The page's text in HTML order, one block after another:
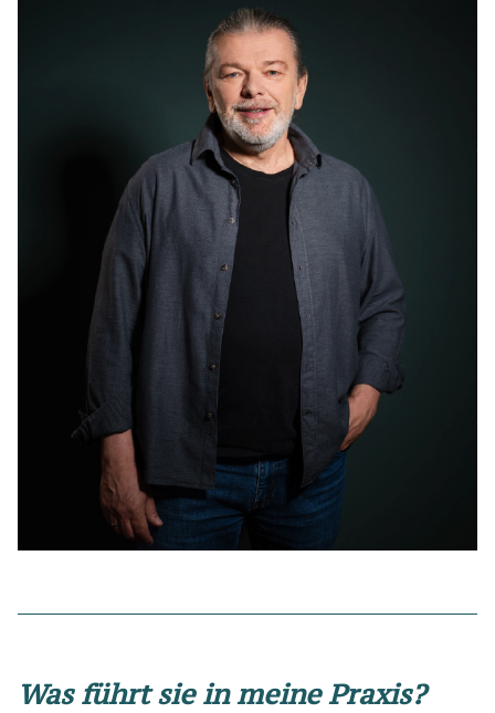
Was führt sie in meine Praxis?